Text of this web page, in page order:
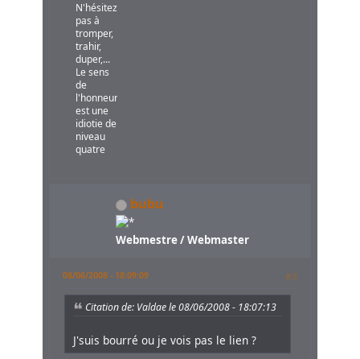
N'hésitez
pas à
tromper,
trahir,
duper,...
Le sens
de
l'honneur
est une
idiotie de
niveau
quatre
bubu
Webmestre / Webmaster
08/06/2008 - 18:09:09 #3
Citation de: Valdae le 08/06/2008 - 18:07:13
J'suis bourré ou je vois pas le lien ?